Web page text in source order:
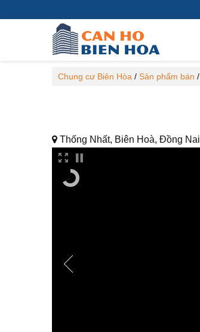
Chung cư Biên Hòa / Sản phẩm bán /
Thống Nhất, Biên Hoà, Đồng Nai